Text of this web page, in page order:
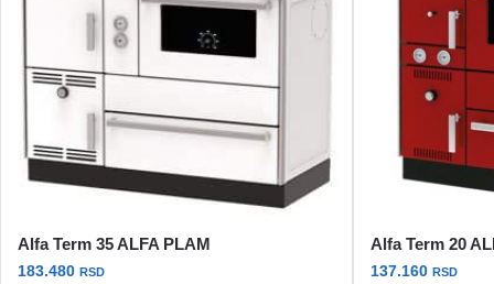
Alfa Term 35 ALFA PLAM
183.480 RSD
Alfa Term 20
137.160 RSD